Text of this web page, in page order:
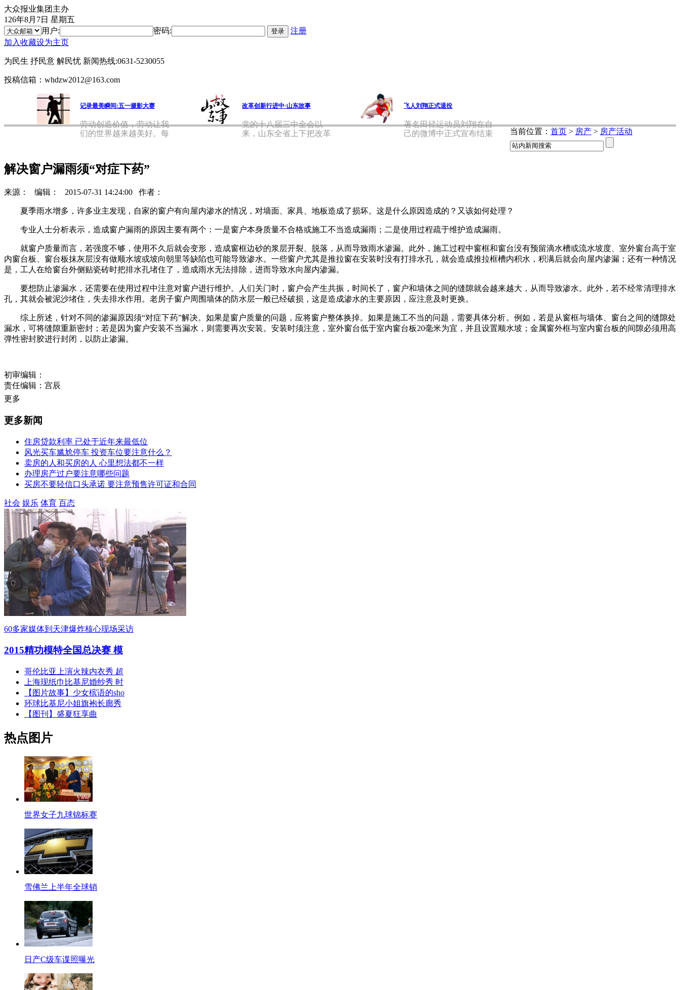
大众报业集团主办
126年8月7日 星期五
用户:
密码:
注册
加入收藏设为主页
为民生 抒民意 解民忧 新闻热线:0631-5230055
投稿信箱：whdzw2012@163.com
记录最美瞬间:五一摄影大赛
劳动创造价值，劳动让我
们的世界越来越美好。每
改革创新行进中·山东故事
党的十八届三中全会以
来，山东全省上下把改革
飞人刘翔正式退役
著名田径运动员刘翔在自
己的微博中正式宣布结束
当前位置： 首页 > 房产 > 房产活动
解决窗户漏雨须“对症下药”
来源： 编辑： 2015-07-31 14:24:00 作者：
夏季雨水增多，许多业主发现，自家的窗户有向屋内渗水的情况，对墙面、家具、地板造成了损坏。这是什么原因造成的？又该如何处理？
专业人士分析表示，造成窗户漏雨的原因主要有两个：一是窗户本身质量不合格或施工不当造成漏雨；二是使用过程疏于维护造成漏雨。
就窗户质量而言，若强度不够，使用不久后就会变形，造成窗框边砂的浆层开裂、脱落，从而导致雨水渗漏。此外，施工过程中窗框和窗台没有预留滴水槽或流水坡度、室外窗台高于室
内窗台板、窗台板抹灰层没有做顺水坡或坡向朝里等缺陷也可能导致渗水。一些窗户尤其是推拉窗在安装时没有打排水孔，就会造成推拉框槽内积水，积满后就会向屋内渗漏；还有一种情况
是，工人在给窗台外侧贴瓷砖时把排水孔堵住了，造成雨水无法排除，进而导致水向屋内渗漏。
要想防止渗漏水，还需要在使用过程中注意对窗户进行维护。人们关门时，窗户会产生共振，时间长了，窗户和墙体之间的缝隙就会越来越大，从而导致渗水。此外，若不经常清理排水
孔，其就会被泥沙堵住，失去排水作用。老房子窗户周围墙体的防水层一般已经破损，这是造成渗水的主要原因，应注意及时更换。
综上所述，针对不同的渗漏原因须“对症下药”解决。如果是窗户质量的问题，应将窗户整体换掉。如果是施工不当的问题，需要具体分析。例如，若是从窗框与墙体、窗台之间的缝隙处
漏水，可将缝隙重新密封；若是因为窗户安装不当漏水，则需要再次安装。安装时须注意，室外窗台低于室内窗台板20毫米为宜，并且设置顺水坡；金属窗外框与室内窗台板的间隙必须用高
弹性密封胶进行封闭，以防止渗漏。
初审编辑：
责任编辑：宫辰
更多
更多新闻
住房贷款利率 已处于近年来最低位
风光买车尴尬停车 投资车位要注意什么？
卖房的人和买房的人 心里想法都不一样
办理房产过户要注意哪些问题
买房不要轻信口头承诺 要注意预售许可证和合同
社会 娱乐 体育 百态
60多家媒体到天津爆炸核心现场采访
2015精功模特全国总决赛 模
哥伦比亚上演火辣内衣秀 超
上海现纸巾比基尼婚纱秀 时
【图片故事】少女槟语的sho
环球比基尼小姐旗袍长廊秀
【图刊】盛夏狂享曲
热点图片
世界女子九球锦标赛
雪佛兰上半年全球销
日产C级车谍照曝光